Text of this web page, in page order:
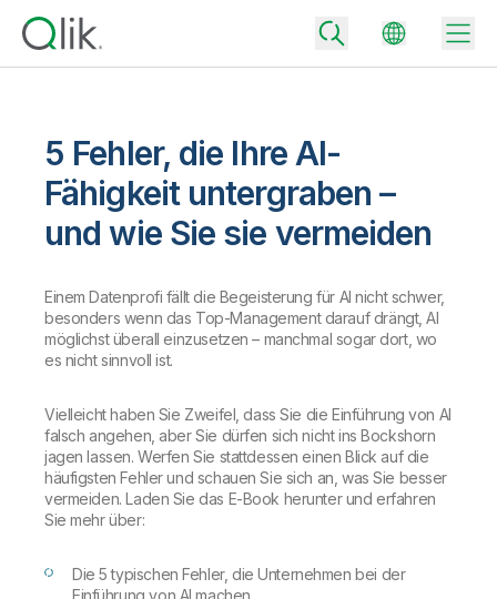
Community
Kundensupport
Kundenportal
Onboarding
Produktdokumentation
Back
Unternehmen
Karriere
Presse
Weltweite Niederlassungen
Back
Qlik
Talend
Aus Daten werden geschäftliche Erfolge
Technologiepartner und Integrationen
Back
Datenintegration
Analysen und AI
Alle Produkte
Back
Preisgestaltung Datenintegration und -qualität
Mit dem richtigen Datenintegrationstarif vertrauenswürdige Daten
Preisgestaltung Analysen
Mit dem passenden Analysetarif mehr Einblick gewinnen und
bessere Ergebnisse erzielen
Events und Webinare
Ressourcen-Bibliothek
5 Fehler, die Ihre AI-
Fähigkeit untergraben –
und wie Sie sie vermeiden
Einem Datenprofi fällt die Begeisterung für AI nicht schwer,
besonders wenn das Top-Management darauf drängt, AI
möglichst überall einzusetzen – manchmal sogar dort, wo
es nicht sinnvoll ist.
Vielleicht haben Sie Zweifel, dass Sie die Einführung von AI
falsch angehen, aber Sie dürfen sich nicht ins Bockshorn
jagen lassen. Werfen Sie stattdessen einen Blick auf die
häufigsten Fehler und schauen Sie sich an, was Sie besser
vermeiden. Laden Sie das E-Book herunter und erfahren
Sie mehr über:
Die 5 typischen Fehler, die Unternehmen bei der
Einführung von AI machen